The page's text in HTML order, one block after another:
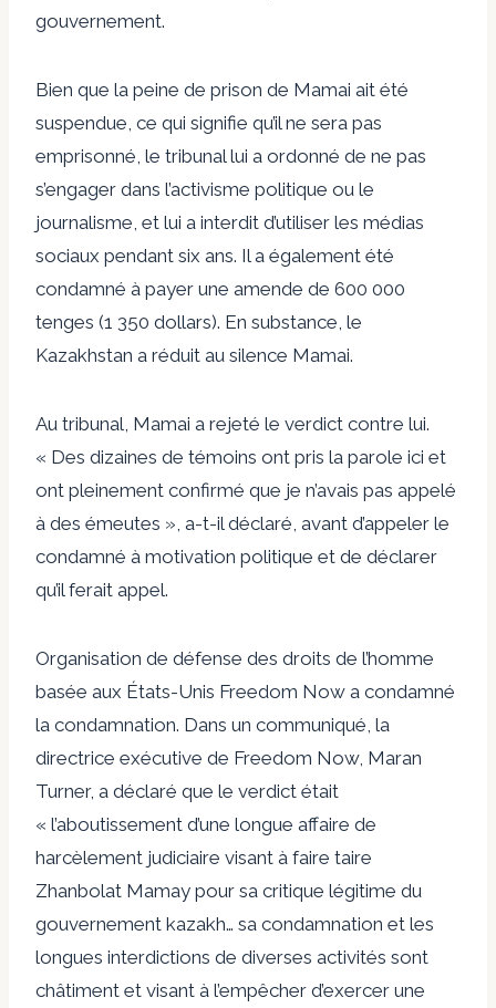
gouvernement.
Bien que la peine de prison de Mamai ait été
suspendue, ce qui signifie qu’il ne sera pas
emprisonné, le tribunal lui a ordonné de ne pas
s’engager dans l’activisme politique ou le
journalisme, et lui a interdit d’utiliser les médias
sociaux pendant six ans. Il a également été
condamné à payer une amende de 600 000
tenges (1 350 dollars). En substance, le
Kazakhstan a réduit au silence Mamai.
Au tribunal, Mamai a rejeté le verdict contre lui.
« Des dizaines de témoins ont pris la parole ici et
ont pleinement confirmé que je n’avais pas appelé
à des émeutes », a-t-il déclaré, avant d’appeler le
condamné à motivation politique et de déclarer
qu’il ferait appel.
Organisation de défense des droits de l’homme
basée aux États-Unis Freedom Now a condamné
la condamnation. Dans un communiqué, la
directrice exécutive de Freedom Now, Maran
Turner, a déclaré que le verdict était
« l’aboutissement d’une longue affaire de
harcèlement judiciaire visant à faire taire
Zhanbolat Mamay pour sa critique légitime du
gouvernement kazakh… sa condamnation et les
longues interdictions de diverses activités sont
châtiment et visant à l’empêcher d’exercer une